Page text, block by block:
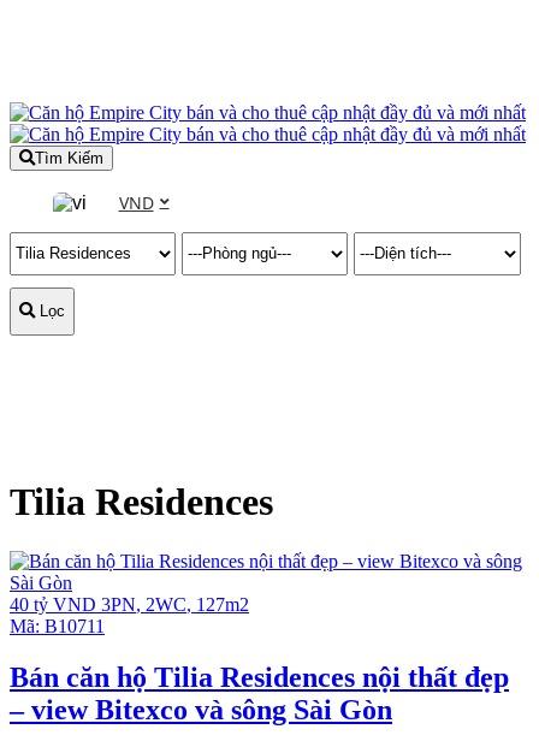
Tìm Kiếm
VND
Lọc
Tilia Residences
40 tỷ VND 3PN, 2WC, 127m2
Mã: B10711
Bán căn hộ Tilia Residences nội thất đẹp
– view Bitexco và sông Sài Gòn